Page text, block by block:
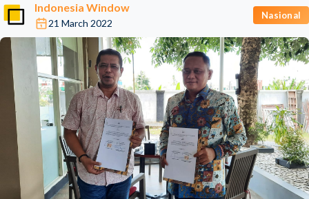
Indonesia Window
21 March 2022
Nasional